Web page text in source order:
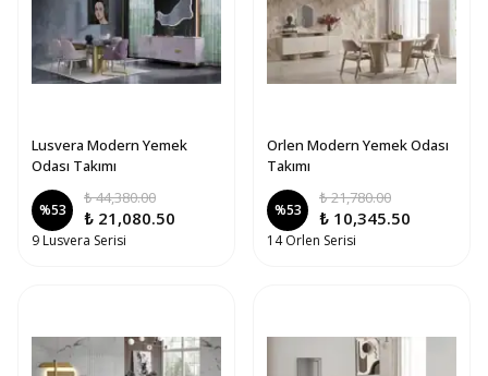
Lusvera Modern Yemek
Odası Takımı
%53
₺ 44,380.00
₺ 21,080.50
9 Lusvera Serisi
Orlen Modern Yemek Odası
Takımı
%53
₺ 21,780.00
₺ 10,345.50
14 Orlen Serisi